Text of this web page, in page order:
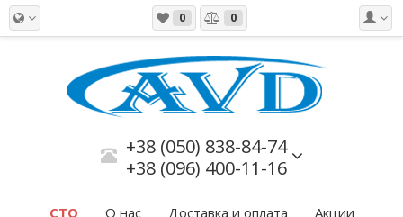
0 0
+38 (050) 838-84-74
+38 (096) 400-11-16
СТО О нас Доставка и оплата
Акции